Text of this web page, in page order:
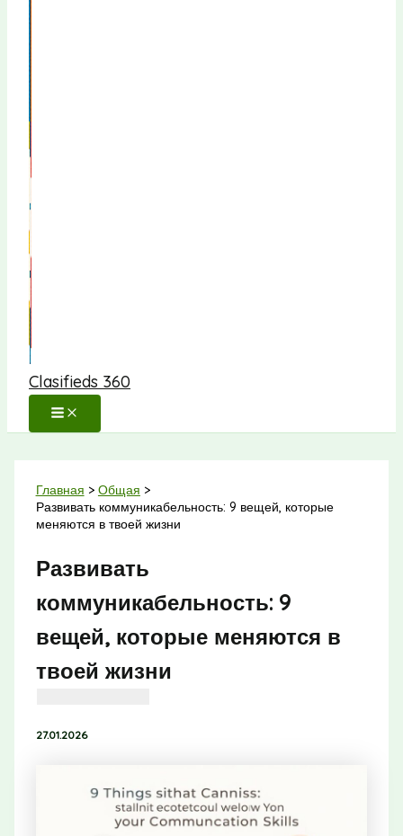
Clasifieds 360
Главная
Общая
Развивать коммуникабельность: 9 вещей, которые
меняются в твоей жизни
Развивать
коммуникабельность: 9
вещей, которые меняются в
твоей жизни
27.01.2026